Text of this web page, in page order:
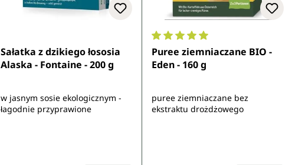
Sałatka z dzikiego łososia
Alaska - Fontaine - 200 g
w jasnym sosie ekologicznym -
łagodnie przyprawione
Średnia ocena 5 z 5 gwiazdek
Puree ziemniaczane BIO -
Eden - 160 g
puree ziemniaczane bez
ekstraktu drożdżowego